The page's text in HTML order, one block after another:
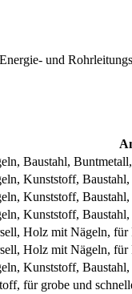
und
Baustahl,
Kunststoff,
Kunststoff,
Kunststoff,
Holz mit Nägeln, für
Holz mit Nägeln, für
Kunststoff,
für grobe und